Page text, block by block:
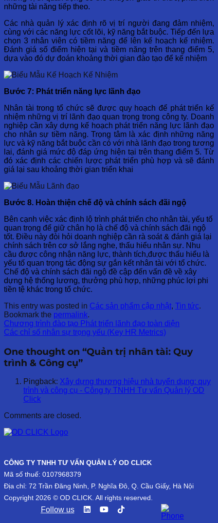
những tài năng tiếp theo.
Các nhà quản lý xác định rõ vị trí người đang đảm nhiệm,
cùng với các năng lực cốt lõi, kỹ năng bắt buộc. Tiếp đến lựa
chọn 3 nhân viên có tiềm năng để lên kế hoạch kế nhiệm.
Đánh giá số điểm hiện tại và tiềm năng trên thang điểm 5,
dựa vào đó dự đoán khoảng thời gian đào tạo để kế nhiệm
Bước 7: Phát triển năng lực lãnh đạo
Nhân tài trong tổ chức sẽ được quy hoạch để phát triển kế
nhiệm những vị trí lãnh đạo quan trọng trong công ty. Doanh
nghiệp cần xây dựng kế hoạch phát triển năng lực lãnh đạo
cho nhân sự tiềm năng. Trọng tâm là xác định những năng
lực và kỹ năng bắt buộc cần có với nhà lãnh đạo trong tương
lai, đánh giá mức độ đáp ứng hiện tại trên thang điểm 5. Từ
đó xác định các chiến lược phát triển phù hợp và sẽ đánh
giá lại sau khoảng thời gian triển khai
Bước 8. Hoàn thiện chế độ và chính sách đãi ngộ
Bên cạnh việc xác định lộ trình phát triển cho nhân tài, yếu tố
quan trọng để giữ chân họ là chế độ và chính sách đãi ngộ
tốt. Điều này đòi hỏi doanh nghiệp cần rà soát & đánh giá lại
chính sách trên cơ sở lắng nghe, thấu hiểu nhân sự. Nhu
cầu được công nhận năng lực, thành tích,được thấu hiểu là
yếu tố quan trọng tác động sự gắn kết nhân tài với tổ chức.
Chế độ và chính sách đãi ngộ đề cập đến vấn đề về xây
dựng hệ thống lương, thưởng phù hợp, những phúc lợi phi
tiền tệ khác trong tổ chức.
This entry was posted in Các sản phẩm cập nhật, Tin tức.
Bookmark the permalink.
Chương trình đào tạo Phát triển lãnh đạo toàn diện
Các chỉ số nhân sự trọng yếu (Key HR Metrics)
One thought on “Quản trị nhân tài: Quy
trình & Công cụ”
Pingback: Xây dựng thương hiệu nhà tuyển dụng: quy
trình và công cụ - Công ty TNHH Tư vấn Quản lý OD
Click
Comments are closed.
CÔNG TY TNHH TƯ VẤN QUẢN LÝ OD CLICK
Mã số thuế: 0107968379
Địa chỉ: 72 Trần Đăng Ninh, P. Nghĩa Đô, Q. Cầu Giấy, Hà Nội
Copyright 2026 © OD CLICK. All rights reserved.
Follow us